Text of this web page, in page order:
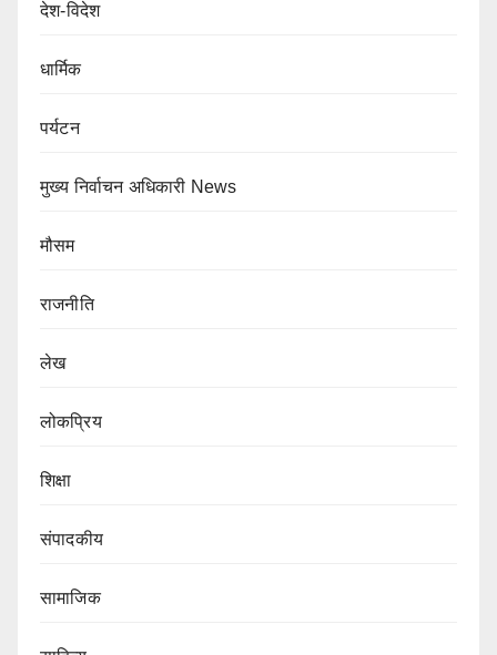
देश-विदेश
धार्मिक
पर्यटन
मुख्य निर्वाचन अधिकारी News
मौसम
राजनीति
लेख
लोकप्रिय
शिक्षा
संपादकीय
सामाजिक